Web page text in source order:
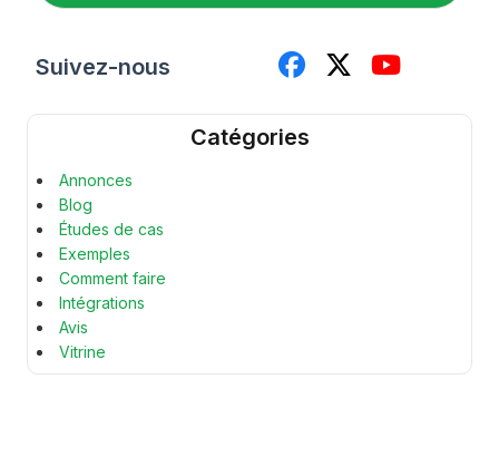
Suivez-nous
Catégories
Annonces
Blog
Études de cas
Exemples
Comment faire
Intégrations
Avis
Vitrine